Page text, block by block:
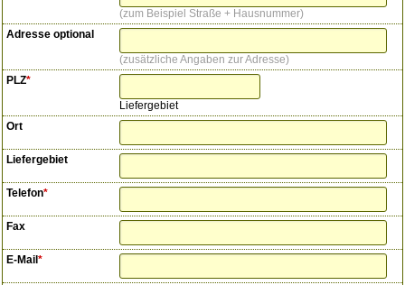
zum Beispiel Straße + Hausnummer
Adresse optional
zusätzliche Angaben zur Adresse
PLZ*
Liefergebiet
Ort
Liefergebiet
Telefon*
Fax
E-Mail *